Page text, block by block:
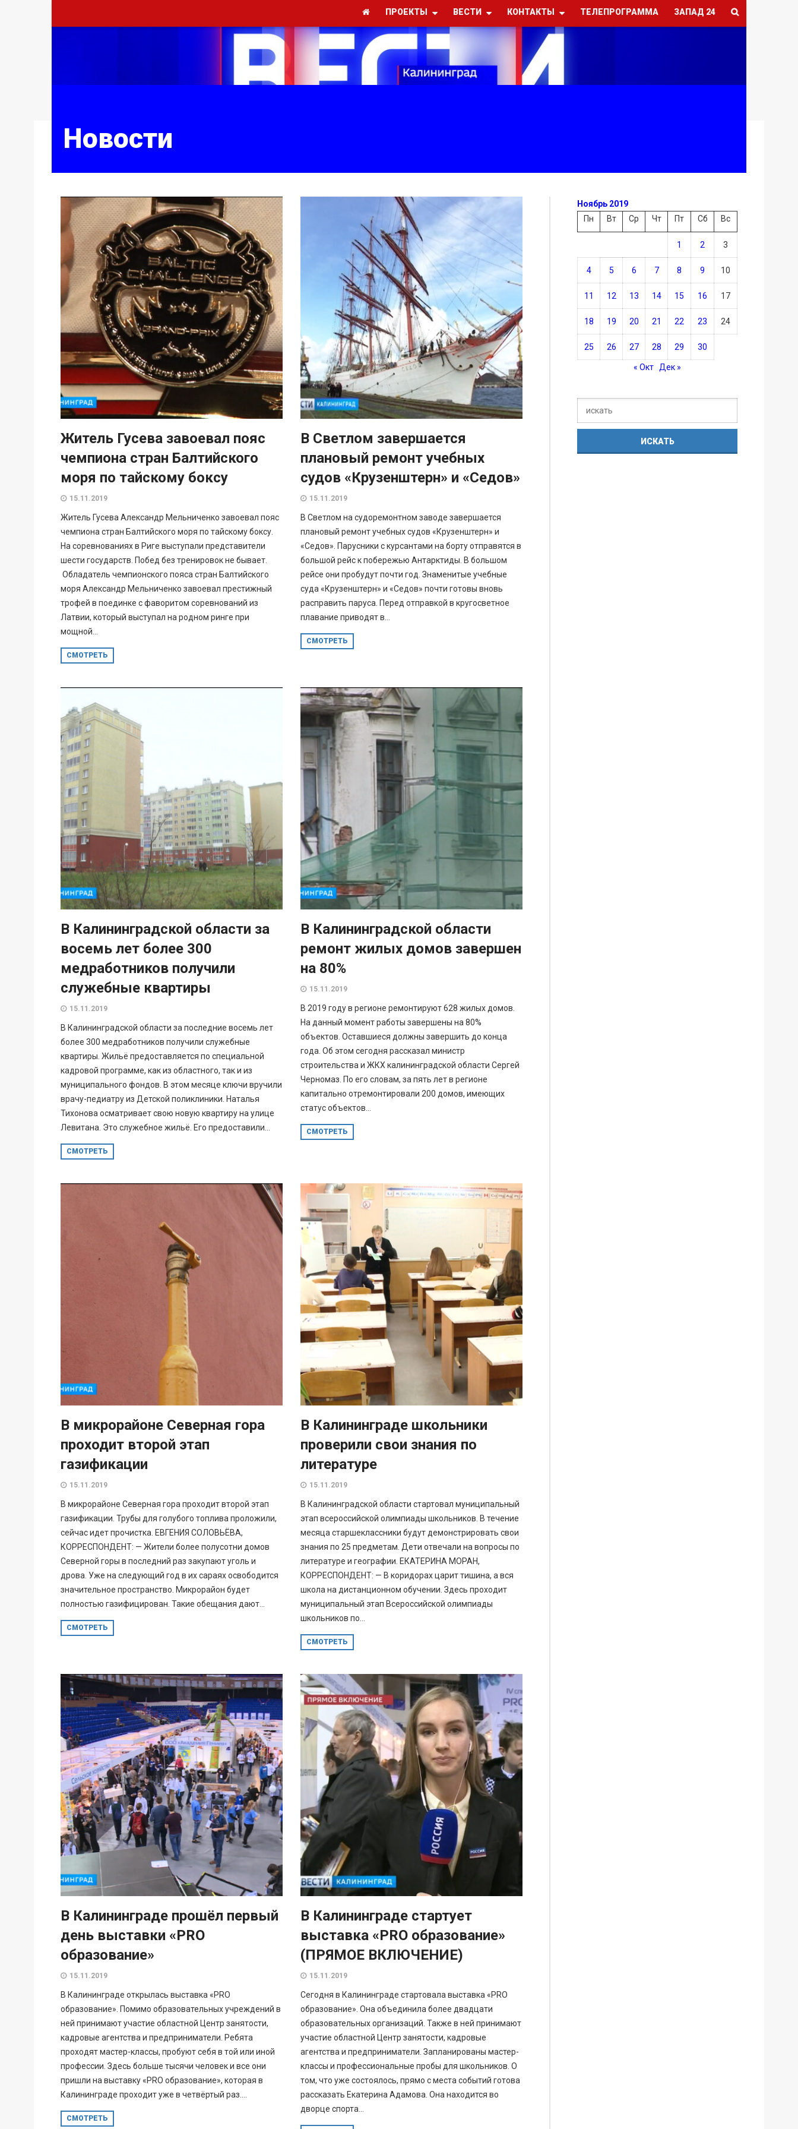
ПРОЕКТЫ ВЕСТИ КОНТАКТЫ ТЕЛЕПРОГРАММА ЗАПАД 24
Новости
Житель Гусева завоевал пояс
чемпиона стран Балтийского
моря по тайскому боксу
15.11.2019
Житель Гусева Александр Мельниченко завоевал пояс
чемпиона стран Балтийского моря по тайскому боксу.
На соревнованиях в Риге выступали представители
шести государств. Побед без тренировок не бывает.
Обладатель чемпионского пояса стран Балтийского
моря Александр Мельниченко завоевал престижный
трофей в поединке с фаворитом соревнований из
Латвии, который выступал на родном ринге при
мощной...
СМОТРЕТЬ
В Светлом завершается
плановый ремонт учебных
судов «Крузенштерн» и «Седов»
15.11.2019
В Светлом на судоремонтном заводе завершается
плановый ремонт учебных судов «Крузенштерн» и
«Седов». Парусники с курсантами на борту отправятся в
большой рейс к побережью Антарктиды. В большом
рейсе они пробудут почти год. Знаменитые учебные
суда «Крузенштерн» и «Седов» почти готовы вновь
расправить паруса. Перед отправкой в кругосветное
плавание приводят в...
СМОТРЕТЬ
В Калининградской области за
восемь лет более 300
медработников получили
служебные квартиры
15.11.2019
В Калининградской области за последние восемь лет
более 300 медработников получили служебные
квартиры. Жильё предоставляется по специальной
кадровой программе, как из областного, так и из
муниципального фондов. В этом месяце ключи вручили
врачу-педиатру из Детской поликлиники. Наталья
Тихонова осматривает свою новую квартиру на улице
Левитана. Это служебное жильё. Его предоставили...
СМОТРЕТЬ
В Калининградской области
ремонт жилых домов завершен
на 80%
15.11.2019
В 2019 году в регионе ремонтируют 628 жилых домов.
На данный момент работы завершены на 80%
объектов. Оставшиеся должны завершить до конца
года. Об этом сегодня рассказал министр
строительства и ЖКХ калининградской области Сергей
Черномаз. По его словам, за пять лет в регионе
капитально отремонтировали 200 домов, имеющих
статус объектов...
СМОТРЕТЬ
В микрорайоне Северная гора
проходит второй этап
газификации
15.11.2019
В микрорайоне Северная гора проходит второй этап
газификации. Трубы для голубого топлива проложили,
сейчас идет прочистка. ЕВГЕНИЯ СОЛОВЬЁВА,
КОРРЕСПОНДЕНТ: — Жители более полусотни домов
Северной горы в последний раз закупают уголь и
дрова. Уже на следующий год в их сараях освободится
значительное пространство. Микрорайон будет
полностью газифицирован. Такие обещания дают...
СМОТРЕТЬ
В Калининграде школьники
проверили свои знания по
литературе
15.11.2019
В Калининградской области стартовал муниципальный
этап всероссийской олимпиады школьников. В течение
месяца старшеклассники будут демонстрировать свои
знания по 25 предметам. Дети отвечали на вопросы по
литературе и географии. ЕКАТЕРИНА МОРАН,
КОРРЕСПОНДЕНТ: — В коридорах царит тишина, а вся
школа на дистанционном обучении. Здесь проходит
муниципальный этап Всероссийской олимпиады
школьников по...
СМОТРЕТЬ
В Калининграде прошёл первый
день выставки «PRO
образование»
15.11.2019
В Калининграде открылась выставка «PRO
образование». Помимо образовательных учреждений в
ней принимают участие областной Центр занятости,
кадровые агентства и предприниматели. Ребята
проходят мастер-классы, пробуют себя в той или иной
профессии. Здесь больше тысячи человек и все они
пришли на выставку «PRO образование», которая в
Калининграде проходит уже в четвёртый раз....
СМОТРЕТЬ
В Калининграде стартует
выставка «PRO образование»
(ПРЯМОЕ ВКЛЮЧЕНИЕ)
15.11.2019
Сегодня в Калининграде стартовала выставка «PRO
образование». Она объединила более двадцати
образовательных организаций. Также в ней принимают
участие областной Центр занятости, кадровые
агентства и предприниматели. Запланированы мастер-
классы и профессиональные пробы для школьников. О
том, что уже состоялось, прямо с места событий готова
рассказать Екатерина Адамова. Она находится во
дворце спорта...
Ноябрь 2019
Пн
Вт Ср Чт Пт Сб Вс
1 2 3
4 5 6 7 8 9 10
11 12 13 14 15 16 17
18 19 20 21 22 23 24
25 26 27 28 29 30
« Окт Дек »